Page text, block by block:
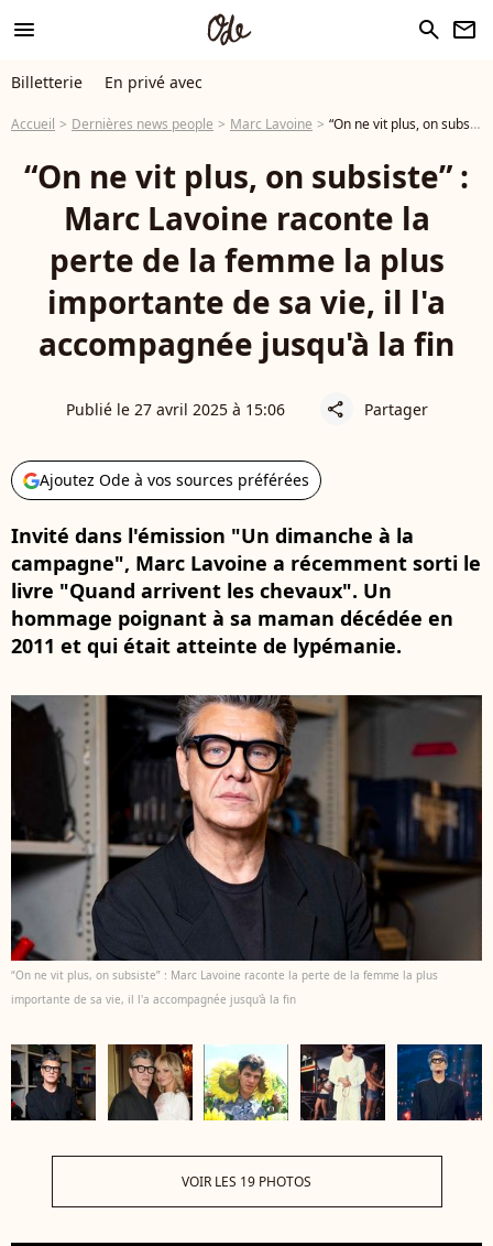
menu search newsletter
Billetterie En privé avec
Accueil Dernières news people Marc Lavoine “On ne vit plus, on subsiste” : Marc Lavoine raconte la perte de la femme la plus importante de sa vie, il l'a accompagnée jusqu'à la fin
“On ne vit plus, on subsiste” :
Marc Lavoine raconte la
perte de la femme la plus
importante de sa vie, il l'a
accompagnée jusqu'à la fin
Publié le 27 avril 2025 à 15:06 share Partager
Ajoutez Ode à vos sources préférées
Invité dans l'émission "Un dimanche à la
campagne", Marc Lavoine a récemment sorti le
livre "Quand arrivent les chevaux". Un
hommage poignant à sa maman décédée en
2011 et qui était atteinte de lypémanie.
“On ne vit plus, on subsiste” : Marc Lavoine raconte la perte de la femme la plus
importante de sa vie, il l'a accompagnée jusqu'à la fin
VOIR LES 19 PHOTOS